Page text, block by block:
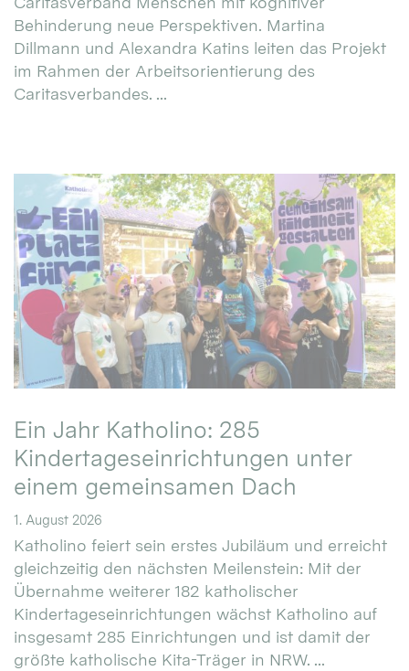
Behinderung neue Perspektiven. Martina
Dillmann und Alexandra Katins leiten das Projekt
im Rahmen der Arbeitsorientierung des
Caritasverbandes. ...
Ein Jahr Katholino: 285
Kindertageseinrichtungen unter
einem gemeinsamen Dach
1. August 2026
Katholino feiert sein erstes Jubiläum und erreicht
gleichzeitig den nächsten Meilenstein: Mit der
Übernahme weiterer 182 katholischer
Kindertageseinrichtungen wächst Katholino auf
insgesamt 285 Einrichtungen und ist damit der
größte katholische Kita-Träger in NRW. ...